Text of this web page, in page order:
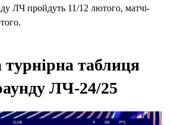
ЛЧ пройдуть 11/12 лютого, матчі-
турнірна таблиця
ЛЧ-24/25